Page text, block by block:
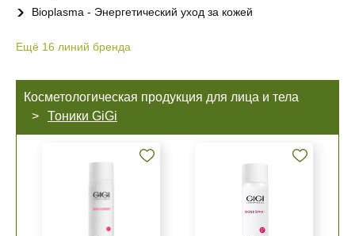
Bioplasma - Энергетический уход за кожей
Ещё 16 линий бренда
Косметологическая продукция для лица и тела
Тоники GiGi